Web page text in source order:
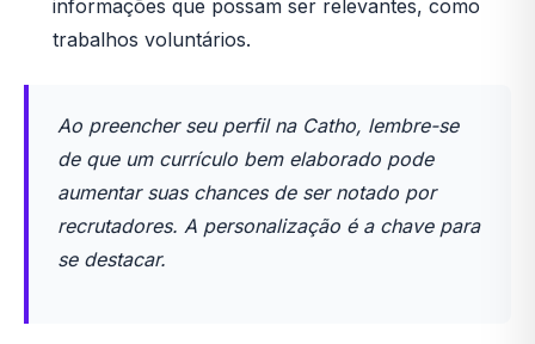
informações que possam ser relevantes, como
trabalhos voluntários.
Ao preencher seu perfil na Catho, lembre-se
de que um currículo bem elaborado pode
aumentar suas chances de ser notado por
recrutadores. A personalização é a chave para
se destacar.